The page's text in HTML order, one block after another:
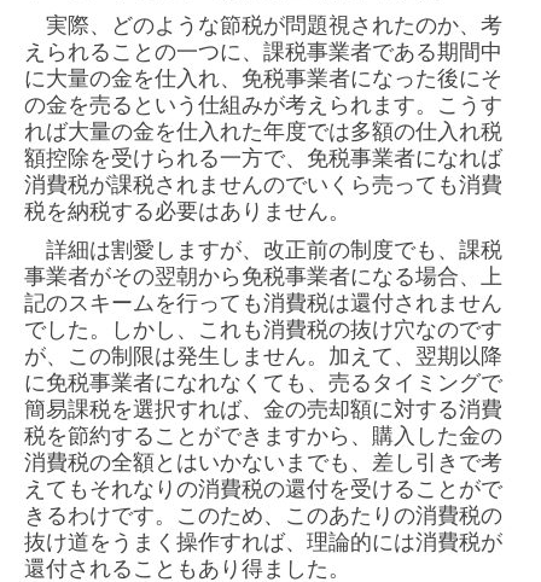
実際、どのような節税が問題視されたのか、考
えられることの一つに、課税事業者である期間中
に大量の金を仕入れ、免税事業者になった後にそ
の金を売るという仕組みが考えられます。 こうす
れば大量の金を仕入れた年度では多額の仕入れ税
額控除を受けられる一方で、免税事業者になれば
消費税が課税されませんのでいくら売っても消費
税を納税する必要はありません。
詳細は割愛しますが、改正前の制度でも、課税
事業者がその翌朝から免税事業者になる場合、上
記のスキームを行っても消費税は還付されません
でした。しかし、これも消費税の抜け穴なのです
が、この制限は発生しません。加えて、翌期以降
に免税事業者になれなくても、売るタイミングで
簡易課税を選択すれば、金の売却額に対する消費
税を節約することができますから、購入した金の
消費税の全額とはいかないまでも、 差し引きで考
えてもそれなりの消費税の還付を受けることがで
きるわけです。このため、このあたりの消費税の
抜け道をうまく操作すれば、理論的には消費税が
還付されることもあり得ました。